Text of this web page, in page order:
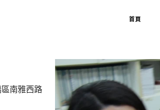
首頁
南雅西路